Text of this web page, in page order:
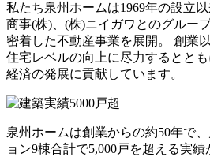
私たち泉州ホームは1969年の設立
商事(株)、(株)ニイガワとのグルー
密着した不動産事業を展開。 創業以
住宅レベルの向上に尽力するとと
経済の発展に貢献しています。
泉州ホームは創業からの約50年で
ョン9棟合計で5,000戸を超える実績